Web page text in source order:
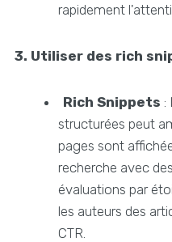
rapidement
3. Utiliser des rich
Rich Snippets :
structurées peut
pages sont
recherche avec
évaluations par
les auteurs des
CTR.